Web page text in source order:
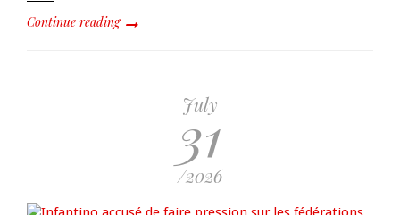
Continue reading
July
31
/2026